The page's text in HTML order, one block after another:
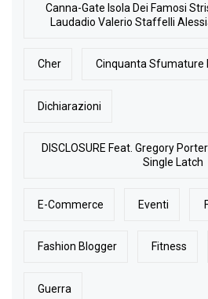
Canna-Gate Isola Dei Famosi
Laudadio Valerio Staffelli
Cher Cinquanta Sfumature
Dichiarazioni
DISCLOSURE Feat. Gregory
Single Latch
E-Commerce Eventi
Fashion Blogger Fitness
Guerra